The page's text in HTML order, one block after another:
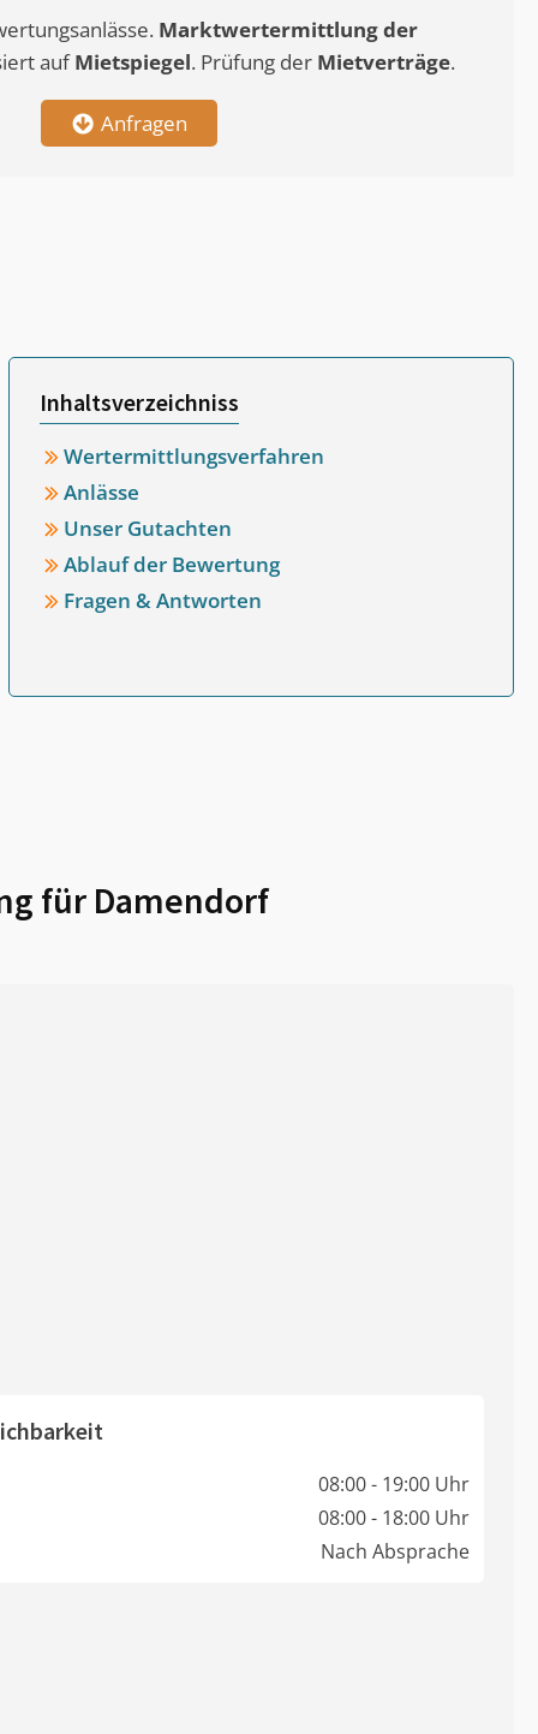
Marktwertermittlungder
aufMietspiegel. Prüfung der Mietverträge.
Anfragen
Inhaltsverzeichniss
Wertermittlungsverfahren
Anlässe
Unser Gutachten
Ablauf der Bewertung
Fragen & Antworten
für Damendorf
08:00 - 19:00 Uhr
08:00 - 18:00 Uhr
Nach Absprache